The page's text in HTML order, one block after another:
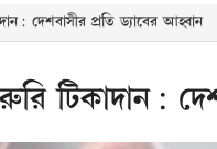
দেশবাসীর প্রতি ড্যাবের আহ্বান
টিকাদান: